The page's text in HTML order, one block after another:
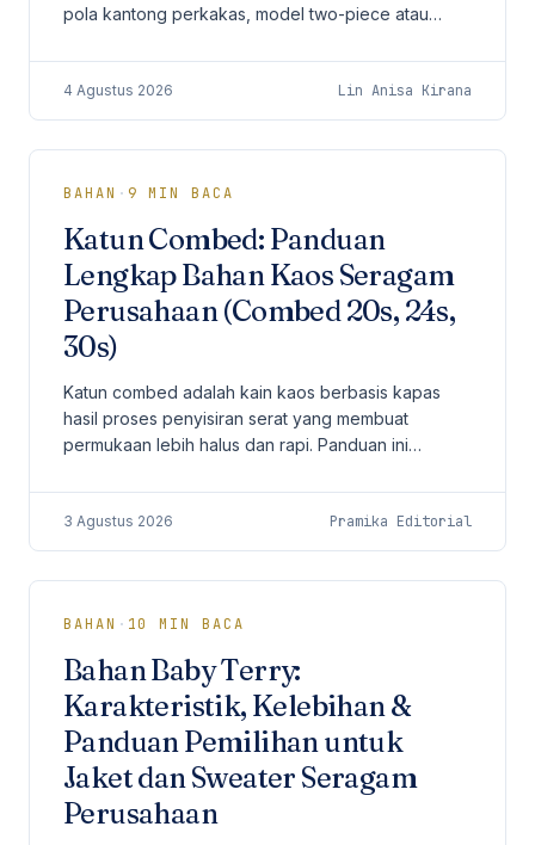
pola kantong perkakas, model two-piece atau
sampling, dan lead time produksi.
4 Agustus 2026 Lin Anisa Kirana
BAHAN · 9 MIN BACA
Katun Combed: Panduan
Lengkap Bahan Kaos Seragam
Perusahaan (Combed 20s, 24s,
30s)
Katun combed adalah kain kaos berbasis kapas
hasil proses penyisiran serat yang membuat
permukaan lebih halus dan rapi. Panduan ini
perbandingan dengan carded dan cotton PE,
gramasi, finishing logo, serta perawatan untuk kaos
seragam perusahaan.
3 Agustus 2026 Pramika Editorial
BAHAN · 10 MIN BACA
Bahan Baby Terry:
Karakteristik, Kelebihan &
Panduan Pemilihan untuk
Jaket dan Sweater Seragam
Perusahaan